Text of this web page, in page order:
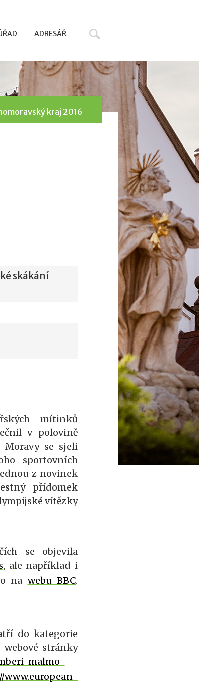
ADRESÁŘ
kraj 2016
skákání
mítinků
v polovině
Moravy se sjeli
sportovních
z novinek
přídomek
vítězky
se objevila
, ale například i
na webu BBC.
do kategorie
stránky
malmo-
www.european-